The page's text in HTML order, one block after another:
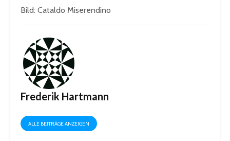
Bild: Cataldo Miserendino
Frederik Hartmann
ALLE BEITRÄGE ANZEIGEN